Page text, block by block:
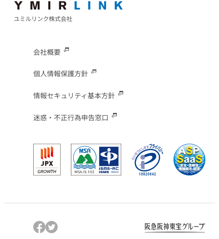
ユミルリンク株式会社
会社概要
個人情報保護方針
情報セキュリティ基本方針
迷惑・不正行為申告窓口